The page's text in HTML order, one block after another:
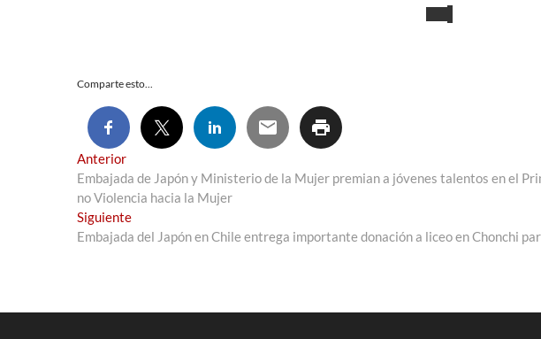
Comparte esto...
Navegación
de
entradas
AnteriorEntrada
anterior:
Embajada de Japón y Ministerio de la Mujer premian a jóvenes talentos en el
no Violencia hacia la Mujer
SiguienteEntrada
siguiente:
Embajada del Japón en Chile entrega importante donación a liceo en Chonchi